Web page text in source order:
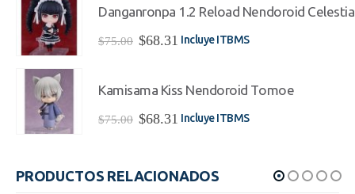
era:
$45.00.
es:
Danganronpa 1.2 Reload Nendoroid
$75.00 El
era:
$68.31 El
es:
Incluye ITBMS
Kamisama Kiss Nendoroid Tomoe
$75.00 El
$75.00.
$68.31 El
$68.31.
Incluye ITBMS
PRODUCTOS RELACIONADOS